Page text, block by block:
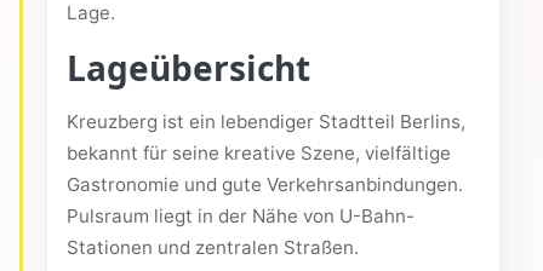
Lage.
Lageübersicht
Kreuzberg ist ein lebendiger Stadtteil Berlins,
bekannt für seine kreative Szene, vielfältige
Gastronomie und gute Verkehrsanbindungen.
Pulsraum liegt in der Nähe von U-Bahn-
Stationen und zentralen Straßen.